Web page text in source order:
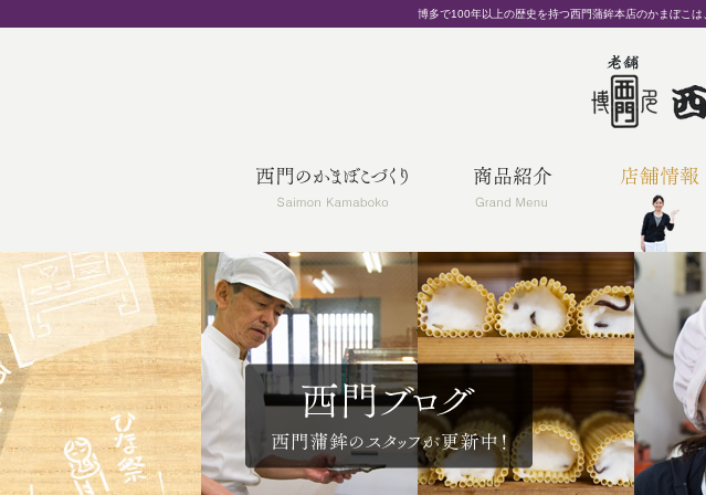
博多で100年以上の歴史を持つ西門蒲鉾本店のかまぼこ